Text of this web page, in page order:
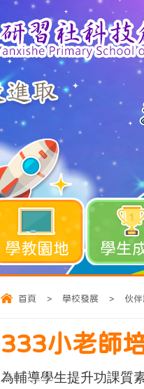
學教園地 學生
首頁 > 學校發展 > 伙伴
333小老師
為輔導學生提升功課質